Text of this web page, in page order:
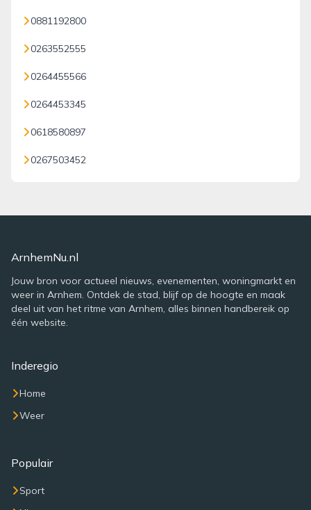
0881192800
0263552555
0264455566
0264453345
0618580897
0267503452
ArnhemNu.nl
Jouw bron voor actueel nieuws, evenementen, woningmarkt en
weer in Arnhem. Ontdek de stad, blijf op de hoogte en maak
deel uit van het ritme van Arnhem, alles binnen handbereik op
één website.
Inderegio
Home
Weer
Populair
Sport